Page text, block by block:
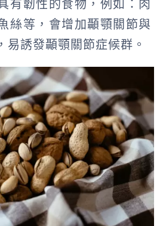
有韌性的食物，例如：肉
絲等，會增加顳顎關節與
易誘發顳顎關節症候群。